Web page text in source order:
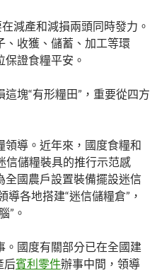
減產和減損兩頭同時發力。
、收獲、儲蓄、加工等環
證食糧平安。
塊“有形糧田”，重要從四方
導。近年來，國度食糧和
信儲糧裝具的推行示范感
全國農戶設置裝備擺設迷信
導各地搭建“迷信儲糧倉”，
”。
。國度有關部分已在全國建
后賓利零件辦事中間，領導